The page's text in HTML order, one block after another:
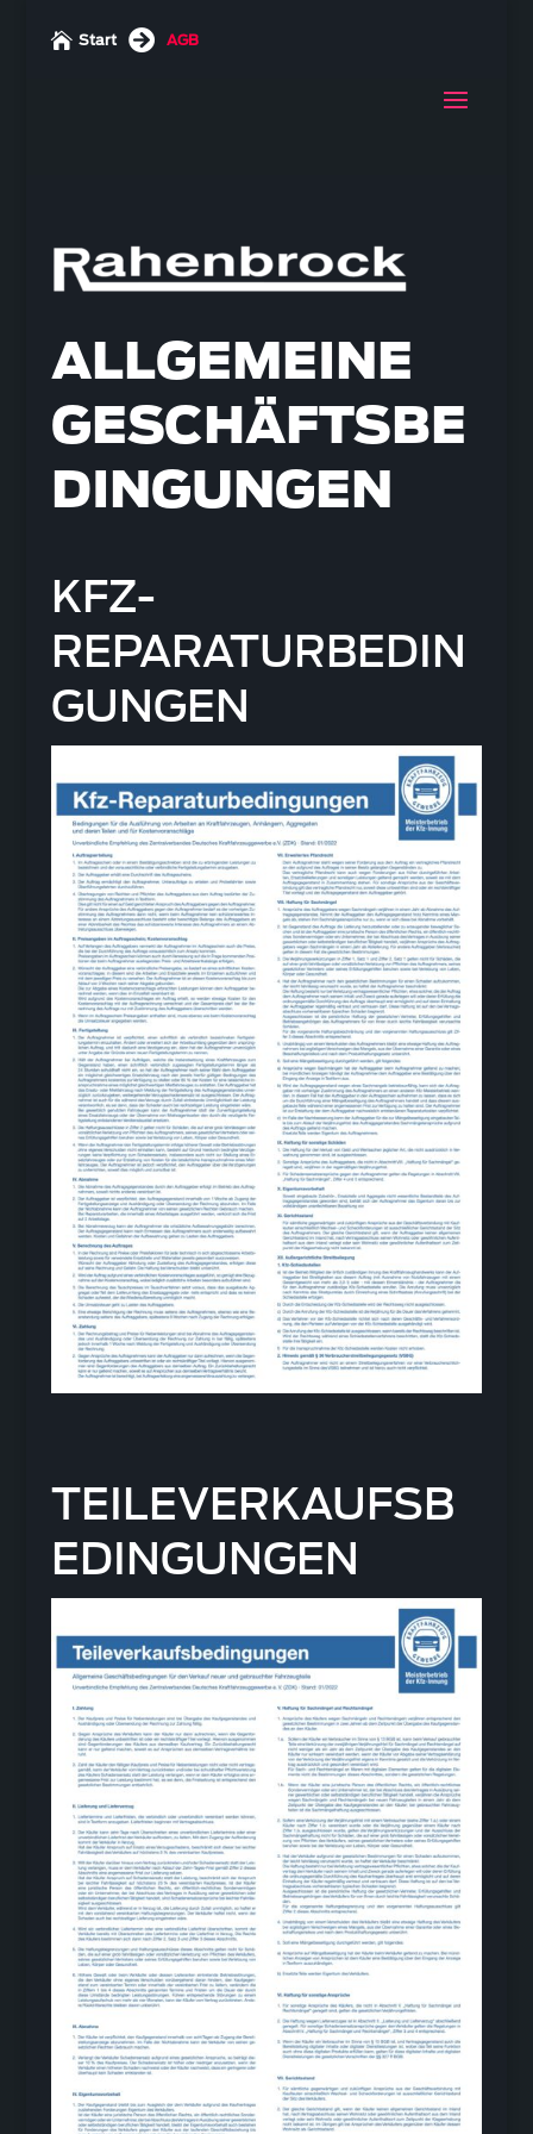
 Start  AGB
ALLGEMEINE
GESCHÄFTSBE
DINGUNGEN
KFZ-
REPARATURBEDIN
GUNGEN
TEILEVERKAUFSB
EDINGUNGEN